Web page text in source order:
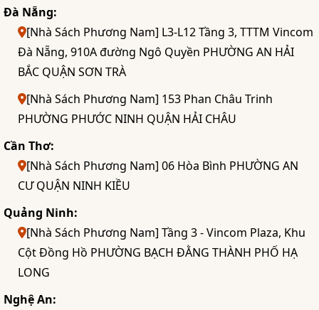
Đà Nẵng:
[Nhà Sách Phương Nam] L3-L12 Tầng 3, TTTM Vincom
Đà Nẵng, 910A đường Ngô Quyền PHƯỜNG AN HẢI
BẮC QUẬN SƠN TRÀ
[Nhà Sách Phương Nam] 153 Phan Châu Trinh
PHƯỜNG PHƯỚC NINH QUẬN HẢI CHÂU
Cần Thơ:
[Nhà Sách Phương Nam] 06 Hòa Bình PHƯỜNG AN
CƯ QUẬN NINH KIỀU
Quảng Ninh:
[Nhà Sách Phương Nam] Tầng 3 - Vincom Plaza, Khu
Cột Đồng Hồ PHƯỜNG BẠCH ĐẰNG THÀNH PHỐ HẠ
LONG
Nghệ An: